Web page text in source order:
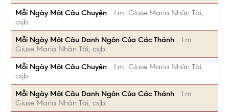
Mỗi Ngày Một Câu Chuyện
Lm. Giuse Maria Nhân Tài,
csjb.
Mỗi Ngày Một Câu Danh Ngôn Của Các Thánh
Lm.
Giuse Maria Nhân Tài, csjb.
Mỗi Ngày Một Câu Chuyện
Lm. Giuse Maria Nhân Tài,
csjb.
Mỗi Ngày Một Câu Danh Ngôn Của Các Thánh
Lm.
Giuse Maria Nhân Tài, csjb.